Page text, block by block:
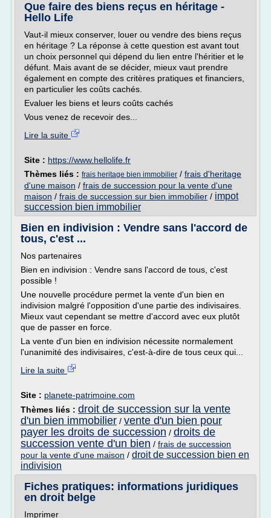
Que faire des biens reçus en héritage -
Hello Life
Vaut-il mieux conserver, louer ou vendre des biens reçus
en héritage ? La réponse à cette question est avant tout
un choix personnel qui dépend du lien entre l'héritier et le
défunt. Mais avant de se décider, mieux vaut prendre
également en compte des critères pratiques et financiers,
en particulier les coûts cachés.
Evaluer les biens et leurs coûts cachés
Vous venez de recevoir des...
Lire la suite
Site : https://www.hellolife.fr
Thèmes liés : frais heritage bien immobilier / frais d'heritage
d'une maison / frais de succession pour la vente d'une
maison / frais de succession sur bien immobilier / impot
succession bien immobilier
Bien en indivision : Vendre sans l'accord de
tous, c'est ...
Nos partenaires
Bien en indivision : Vendre sans l'accord de tous, c'est
possible !
Une nouvelle procédure permet la vente d'un bien en
indivision malgré l'opposition d'une partie des indivisaires.
Mieux vaut cependant se mettre d'accord avec eux plutôt
que de passer en force.
La vente d'un bien en indivision nécessite normalement
l'unanimité des indivisaires, c'est-à-dire de tous ceux qui...
Lire la suite
Site : planete-patrimoine.com
Thèmes liés : droit de succession sur la vente
d'un bien immobilier / vente d'un bien pour
payer les droits de succession / droits de
succession vente d'un bien / frais de succession
pour la vente d'une maison / droit de succession bien en
indivision
Fiches pratiques: informations juridiques
en droit belge
Imprimer